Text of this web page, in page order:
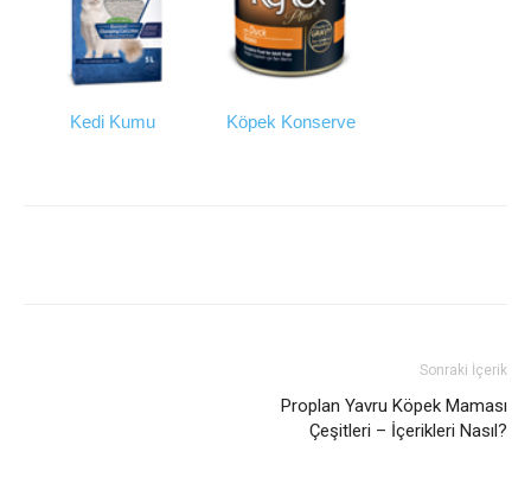
Kedi Kumu Köpek Konserve
Sonraki İçerik
Proplan Yavru Köpek Maması
Çeşitleri – İçerikleri Nasıl?